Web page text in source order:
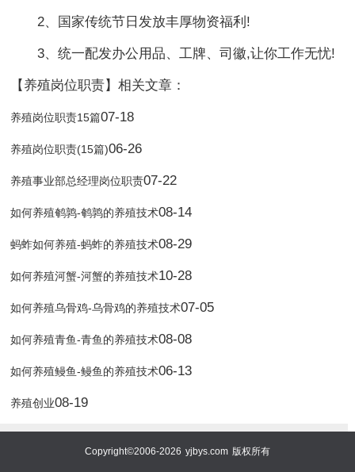
2、国家传统节日发放丰厚物资福利!
3、统一配发办公用品、工牌、司徽,让你工作无忧!
【养殖岗位职责】相关文章：
养殖岗位职责15篇07-18
养殖岗位职责(15篇)06-26
养殖事业部总经理岗位职责07-22
如何养殖鹌鹑-鹌鹑的养殖技术08-14
蚂蚱如何养殖-蚂蚱的养殖技术08-29
如何养殖河蟹-河蟹的养殖技术10-28
如何养殖乌骨鸡-乌骨鸡的养殖技术07-05
如何养殖青鱼-青鱼的养殖技术08-08
如何养殖鳗鱼-鳗鱼的养殖技术06-13
养殖创业08-19
Copyright©2006-2026 yjbys.com 版权所有